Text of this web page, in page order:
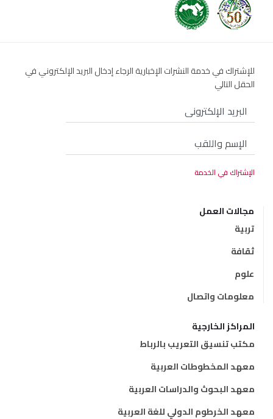
للإشتراك في خدمة النشرات الإخبارية الرجاء إدخال البريد الإلكتروني في
الحقل التالي
مجالات العمل
تربية
ثقافة
علوم
معلومات واتصال
المراكز الخارجية
مكتب تنسيق التعريب بالرباط
معهد المخطوطات العربية
معهد البحوث والدراسات العربية
معهد الخرطوم الدولي للغة العربية